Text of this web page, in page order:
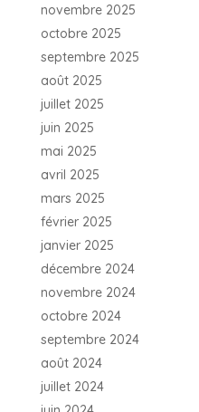
novembre 2025
octobre 2025
septembre 2025
août 2025
juillet 2025
juin 2025
mai 2025
avril 2025
mars 2025
février 2025
janvier 2025
décembre 2024
novembre 2024
octobre 2024
septembre 2024
août 2024
juillet 2024